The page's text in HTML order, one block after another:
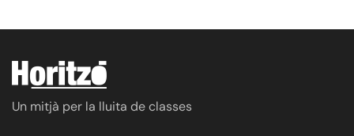
Un mitjà per la lluita de classes